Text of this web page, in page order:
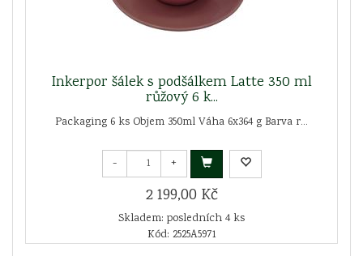
Inkerpor šálek s podšálkem Latte 350 ml
růžový 6 k...
Packaging 6 ks Objem 350ml Váha 6x364 g Barva r...
- +
2 199,00 Kč
Skladem: posledních 4 ks
Kód: 2525A5971